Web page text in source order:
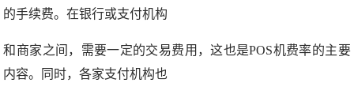
的手续费。在银行或支付机构
和商家之间，需要一定的交易费用，这也是POS机费率的主要
内容。同时，各家支付机构也